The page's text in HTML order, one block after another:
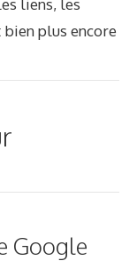
plus encore
Google